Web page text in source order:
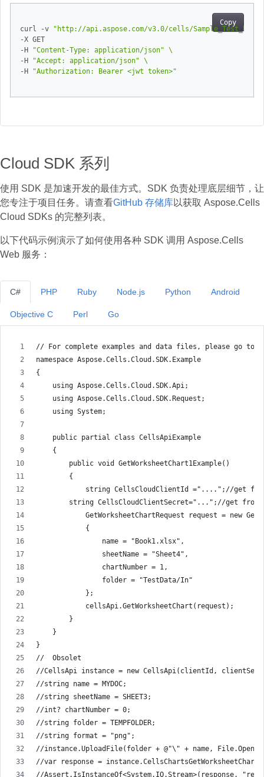
Copy
curl -v
"http://api.aspose.com/v3.0/cells/
-X GET
-H
"Content-Type: application/json"
-H
"Accept: application/json"
-H
"Authorization: Bearer <jwt token>"
Cloud SDK 系列
使用 SDK 是加速开发的最佳方式。SDK 负责处理底层细节，让
您专注于项目任务。请查看GitHub 存储库以获取 Aspose.Cells
Cloud SDKs 的完整列表。
以下代码示例演示了如何使用各种 SDK 调用 Aspose.Cells
Web 服务：
C#
// For complete examples and data files, please go to
namespace Aspose.Cells.Cloud.SDK.Example
{
    using Aspose.Cells.Cloud.SDK.Api;
    using Aspose.Cells.Cloud.SDK.Request;
    using System;
    public partial class CellsApiExample
    {
        public void GetWorksheetChart1Example()
        {
string CellsCloudClientId ="....";//get
string CellsCloudClientSecret="...";//get
GetWorksheetChartRequest request = new
            {
                name = "Book1.xlsx",
                sheetName = "Sheet4",
                chartNumber = 1,
                folder = "TestData/In"
            };
            cellsApi.GetWorksheetChart(request);
        }
    }
}
//  Obsolet
//CellsApi instance = new CellsApi(clientId,
//string name = MYDOC;
//string sheetName = SHEET3;
//int? chartNumber = 0;
//string folder = TEMPFOLDER;
//string format = "png";
//instance.UploadFile(folder + @"\" + name, File.Open(
//var response =
//Assert.IsInstanceOf<System.IO.Stream>(response,
PHP Ruby Node.js Python Android
Objective C Perl Go